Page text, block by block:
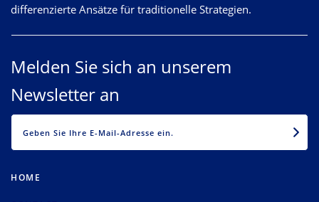
differenzierte Ansätze für traditionelle Strategien.
Melden Sie sich an unserem
Newsletter an
HOME